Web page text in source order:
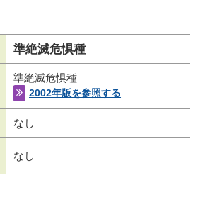
準絶滅危惧種
準絶滅危惧種
2002年版を参照する
なし
なし